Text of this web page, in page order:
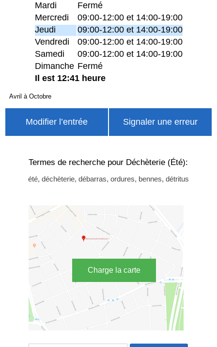
Mardi
Fermé
Mercredi
09:00-12:00 et 14:00-19:00
Jeudi
09:00-12:00 et 14:00-19:00
Vendredi
09:00-12:00 et 14:00-19:00
Samedi
09:00-12:00 et 14:00-19:00
Dimanche Fermé
Il est 12:41 heure
Avril à Octobre
Modifier l’entrée Signaler une erreur
Termes de recherche pour Déchèterie (Été):
été, déchèterie, débarras, ordures, bennes, détritus
Charge la carte